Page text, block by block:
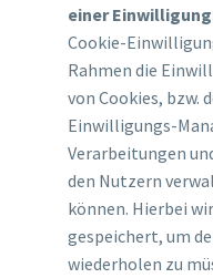
einer
Cookie-
Rahmen die
von Cookies, bzw.
Einwilligungs-
Verarbeitungen
den Nutzern
können. Hierbei
gespeichert, um
wiederholen zu